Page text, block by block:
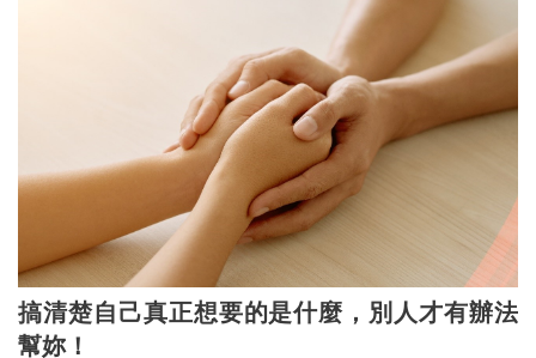
搞清楚自己真正想要的是什麼，別人才有辦法
幫妳！